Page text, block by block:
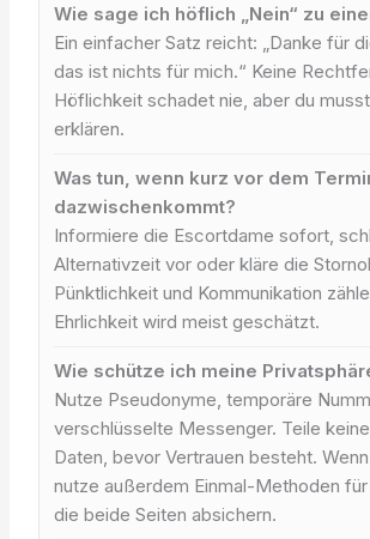
Wie sage ich höflich „Nein“ zu
Ein einfacher Satz reicht: „Danke für
das ist nichts für mich.“ Keine
Höflichkeit schadet nie, aber du
erklären.
Was tun, wenn kurz vor dem
dazwischenkommt?
Informiere die Escortdame sofort,
Alternativzeit vor oder kläre die
Pünktlichkeit und Kommunikation
Ehrlichkeit wird meist geschätzt.
Wie schütze ich meine
Nutze Pseudonyme, temporäre
verschlüsselte Messenger. Teile
Daten, bevor Vertrauen besteht.
nutze außerdem Einmal-Methoden für
die beide Seiten absichern.